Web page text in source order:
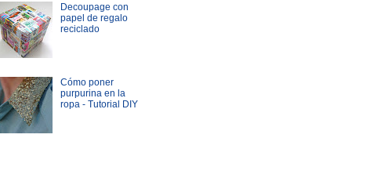
Decoupage con
papel de regalo
reciclado
Cómo poner
purpurina en la
ropa - Tutorial DIY